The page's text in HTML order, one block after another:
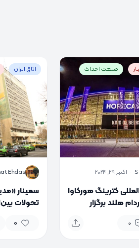
صنعت احداث
· اکتبر 29, 2024
کترینگ هورکاوا
هلند برگزار
0
اتاق ایران
S
Ehdas
0